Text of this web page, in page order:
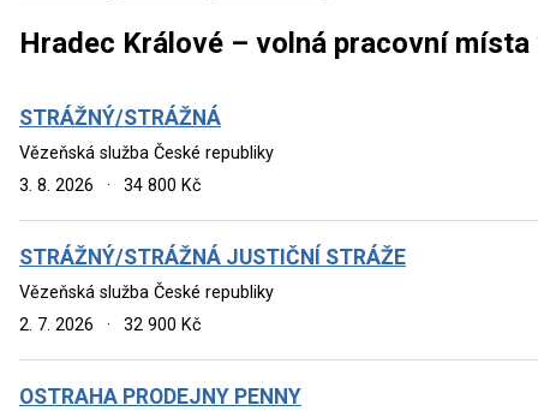
Hradec Králové – volná pracovní místa
STRÁŽNÝ/STRÁŽNÁ
Vězeňská služba České republiky
3. 8. 2026
· 34 800 Kč
STRÁŽNÝ/STRÁŽNÁ JUSTIČNÍ STRÁŽE
Vězeňská služba České republiky
2. 7. 2026
· 32 900 Kč
OSTRAHA PRODEJNY PENNY